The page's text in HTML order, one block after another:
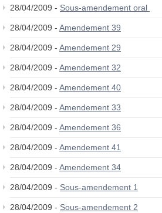
28/04/2009 - Sous-amendement oral
28/04/2009 - Amendement 39
28/04/2009 - Amendement 29
28/04/2009 - Amendement 32
28/04/2009 - Amendement 40
28/04/2009 - Amendement 33
28/04/2009 - Amendement 36
28/04/2009 - Amendement 41
28/04/2009 - Amendement 34
28/04/2009 - Sous-amendement 1
28/04/2009 - Sous-amendement 2